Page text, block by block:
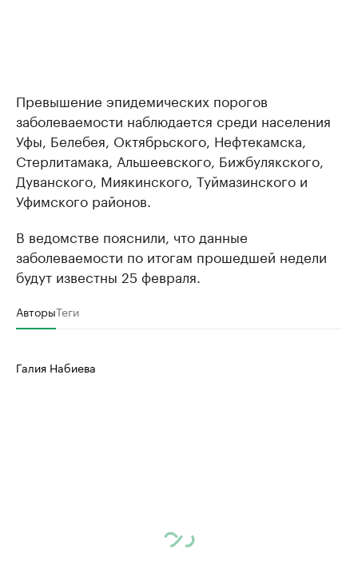
Превышение эпидемических порогов
заболеваемости наблюдается среди населения
Уфы, Белебея, Октябрьского, Нефтекамска,
Стерлитамака, Альшеевского, Бижбулякского,
Дуванского, Миякинского, Туймазинского и
Уфимского районов.
В ведомстве пояснили, что данные
заболеваемости по итогам прошедшей недели
будут известны 25 февраля.
АвторыТеги
Галия Набиева